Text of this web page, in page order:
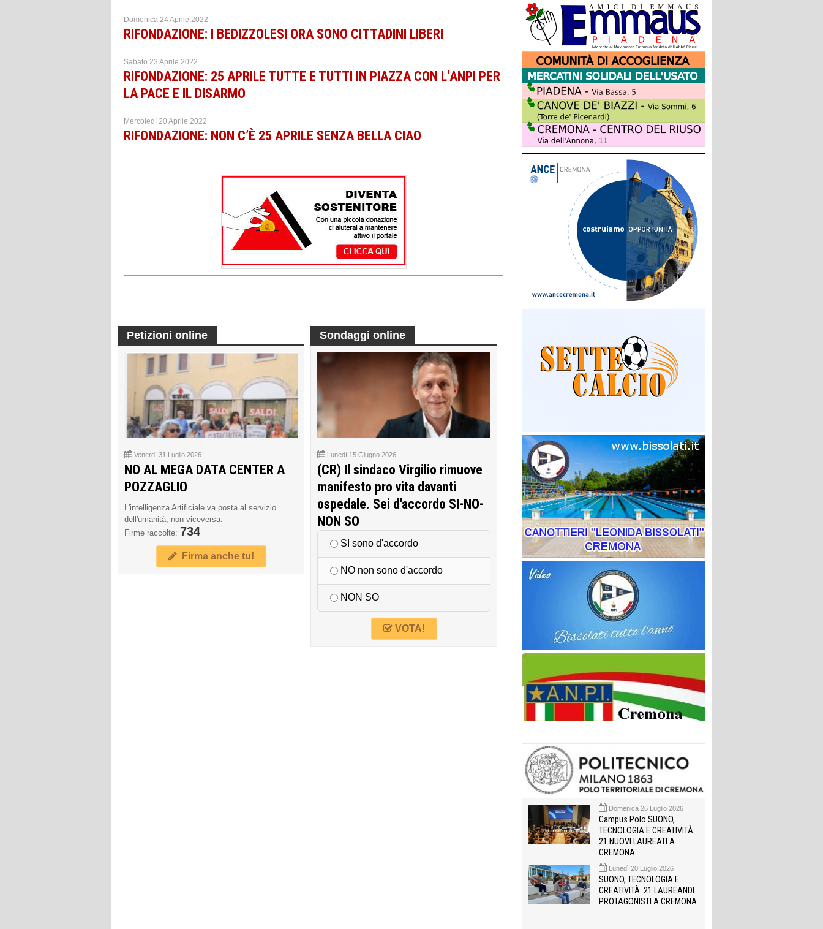
Domenica 24 Aprile 2022
RIFONDAZIONE: I BEDIZZOLESI ORA SONO CITTADINI LIBERI
Sabato 23 Aprile 2022
RIFONDAZIONE: 25 APRILE TUTTE E TUTTI IN PIAZZA CON L’ANPI PER
LA PACE E IL DISARMO
Mercoledì 20 Aprile 2022
RIFONDAZIONE: NON C’È 25 APRILE SENZA BELLA CIAO
Petizioni online
Venerdì 31 Luglio 2026
NO AL MEGA DATA CENTER A
POZZAGLIO
L'intelligenza Artificiale va posta al servizio
dell'umanità, non viceversa.
Firme raccolte: 734
Firma anche tu!
Sondaggi online
Lunedì 15 Giugno 2026
(CR) Il sindaco Virgilio rimuove
manifesto pro vita davanti
ospedale. Sei d'accordo SI-NO-
NON SO
SI sono d'accordo
NO non sono d'accordo
NON SO
VOTA!
Domenica 26 Luglio 2026
Campus Polo SUONO,
TECNOLOGIA E CREATIVITÀ:
21 NUOVI LAUREATI A
CREMONA
Lunedì 20 Luglio 2026
SUONO, TECNOLOGIA E
CREATIVITÀ: 21 LAUREANDI
PROTAGONISTI A CREMONA